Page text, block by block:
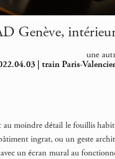
Genève,
une
| train Paris-
au moindre détail le fouillis
ingrat, ou un geste
un écran mural au